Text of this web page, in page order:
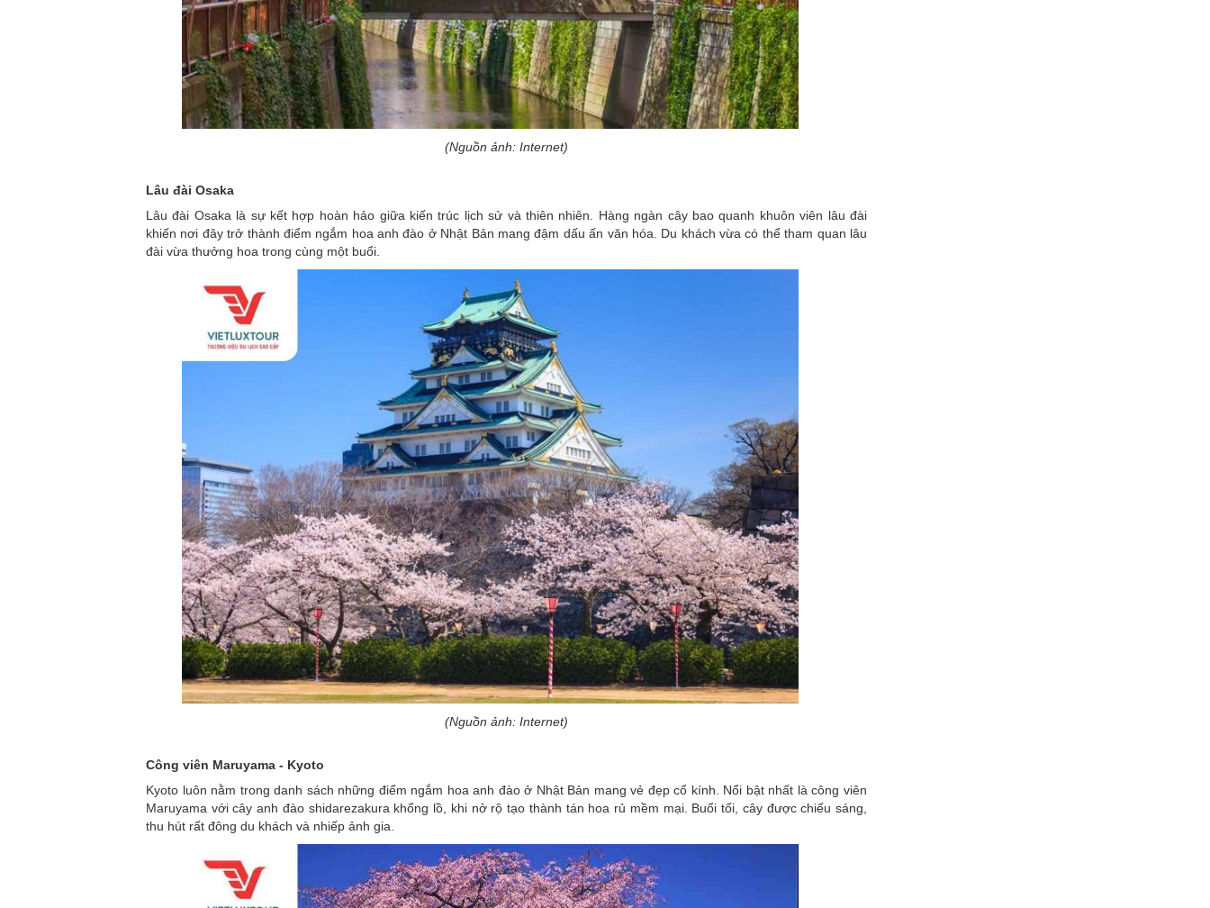
(Nguồn ảnh: Internet)
Lâu đài Osaka
Lâu đài Osaka là sự kết hợp hoàn hảo giữa kiến trúc lịch sử và thiên nhiên. Hàng ngàn cây bao quanh khuôn viên lâu đài
khiến nơi đây trở thành điểm ngắm hoa anh đào ở Nhật Bản mang đậm dấu ấn văn hóa. Du khách vừa có thể tham quan lâu
đài vừa thưởng hoa trong cùng một buổi.
(Nguồn ảnh: Internet)
Công viên Maruyama - Kyoto
Kyoto luôn nằm trong danh sách những điểm ngắm hoa anh đào ở Nhật Bản mang vẻ đẹp cổ kính. Nổi bật nhất là công viên
Maruyama với cây anh đào shidarezakura khổng lồ, khi nở rộ tạo thành tán hoa rủ mềm mại. Buổi tối, cây được chiếu sáng,
thu hút rất đông du khách và nhiếp ảnh gia.